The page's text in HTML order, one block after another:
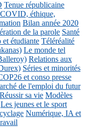
Tenue républicaine
COVID, éthique,
Bilan année 2020
de la parole Santé
et étudiante Téléréalité
Le monde tel
Relations aux
Séries et minorités
et conso presse
de l'emploi du futur
Réussir sa vie Modèles
Les jeunes et le sport
Numérique, IA et